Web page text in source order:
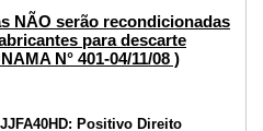
NÃO serão recondicionadas
para descarte
N° 401-04/11/08 )
Positivo Direito